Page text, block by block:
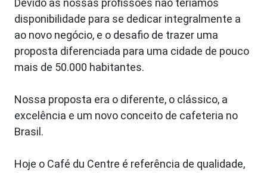
Devido as nossas profissões não teríamos
disponibilidade para se dedicar integralmente a
ao novo negócio, e o desafio de trazer uma
proposta diferenciada para uma cidade de pouco
mais de 50.000 habitantes.
Nossa proposta era o diferente, o clássico, a
excelência e um novo conceito de cafeteria no
Brasil.
Hoje o Café du Centre é referência de qualidade,